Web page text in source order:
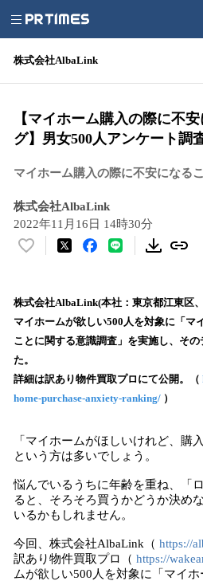
株式会社AlbaLink
【マイホーム購入の際に不
グ】男女500人アンケート調
マイホーム購入の際に不安になる
株式会社AlbaLink
2022年11月16日 14時30分
い
！
数
を
込
み
で
す
株式会社AlbaLink(本社：東京都江東区
マイホームが欲しい500人を対象に「マ
ことに関する意識調査」を実施し、そ
た。
詳細は訳あり物件買取プロにて公開。（
home-purchase-anxiety-ranking/ ）
「マイホームがほしいけれど、購
という方は多いでしょう。
悩んでいるうちに年齢を重ね、「
ると、そろそろ買うかどうか決め
いるかもしれません。
今回、株式会社AlbaLink（ https://
訳あり物件買取プロ（ https://
ムが欲しい500人を対象に「マイ